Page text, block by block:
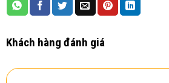
Khách hàng đánh giá